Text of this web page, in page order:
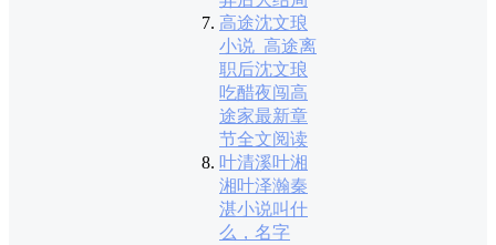
高途沈文琅
小说_高途离
职后沈文琅
吃醋夜闯高
途家最新章
节全文阅读
叶清溪叶湘
湘叶泽瀚秦
湛小说叫什
么，名字